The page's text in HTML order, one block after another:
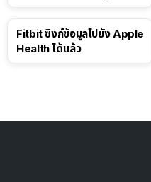
Fitbit ซิงก์ข้อมูลไปยัง Apple
Health ได้แล้ว